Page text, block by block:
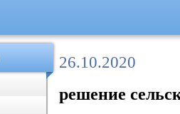
26.10.2020
решение